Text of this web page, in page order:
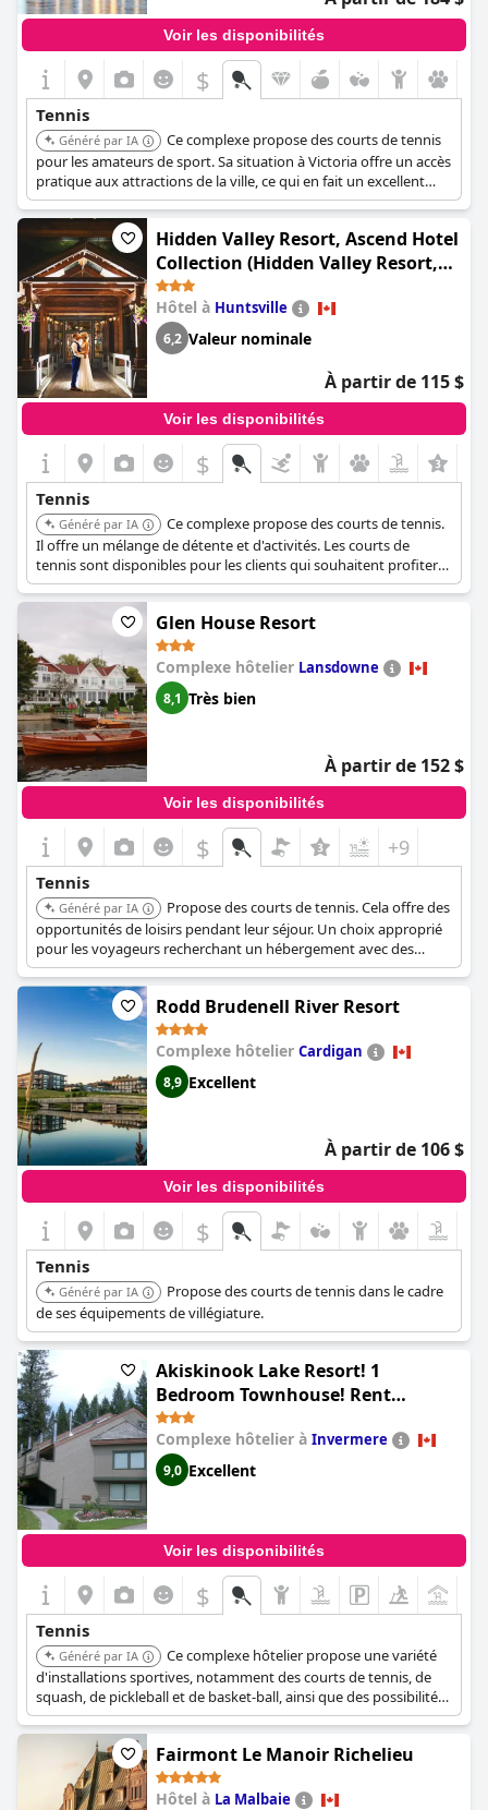
Voir les disponibilités
$
Tennis
Généré par IA
Ce complexe propose des courts de tennis
pour les amateurs de sport. Sa situation à Victoria offre un accès
pratique aux attractions de la ville, ce qui en fait un excellent
choix pour les voyageurs qui aiment à la fois les loisirs et le
sport.
Hidden Valley Resort, Ascend Hotel
Collection (Hidden Valley Resort,
an Ascend Collection Resort)
Hôtel à Huntsville
6,2 Valeur nominale
À partir de 115 $
Voir les disponibilités
$
Tennis
Généré par IA
Ce complexe propose des courts de tennis.
Il offre un mélange de détente et d'activités. Les courts de
tennis sont disponibles pour les clients qui souhaitent profiter
d'une partie pendant leur séjour.
Glen House Resort
Complexe hôtelier Lansdowne
8,1 Très bien
À partir de 152 $
Voir les disponibilités
$ +9
Tennis
Généré par IA
Propose des courts de tennis. Cela offre des
opportunités de loisirs pendant leur séjour. Un choix approprié
pour les voyageurs recherchant un hébergement avec des
installations de tennis.
Rodd Brudenell River Resort
Complexe hôtelier Cardigan
8,9 Excellent
À partir de 106 $
Voir les disponibilités
$
Tennis
Généré par IA
Propose des courts de tennis dans le cadre
de ses équipements de villégiature.
Akiskinook Lake Resort! 1
Bedroom Townhouse! Rent
Monthly - 50 percent off! Private
Entrance, Gas BBQ, Wi-fi, New
Appliances! Clubhouse with Indoor
Pool, Hot Tub, Squash Court!
by! Hot Springs!!! (Open Aug 4-8 or
Aug 22-31! Akiskinook 1 Bedroom
Main Floor Townhome! Private
Entrance!Sleeps 4! Sandy Beach
Basket Ball Courts, Indoor Pool,
Hot Tub, Squash Court! Short Drive
to Radium or Fairmont Hot
Springs!)
Complexe hôtelier à Invermere
9,0 Excellent
Voir les disponibilités
$
Tennis
Généré par IA
Ce complexe hôtelier propose une variété
d'installations sportives, notamment des courts de tennis, de
squash, de pickleball et de basket-ball, ainsi que des possibilités
de natation, de navigation de plaisance et de golf. Idéal pour les
familles actives et les amateurs de sport.
Fairmont Le Manoir Richelieu
Hôtel à La Malbaie